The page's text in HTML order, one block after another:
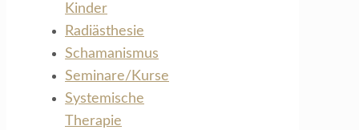
Kinder
Radiästhesie
Schamanismus
Seminare/Kurse
Systemische
Therapie